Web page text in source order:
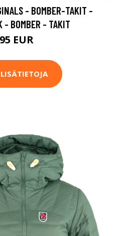
- BOMBER-TAKIT -
- BOMBER - TAKIT
EUR
LISÄTIETOJA